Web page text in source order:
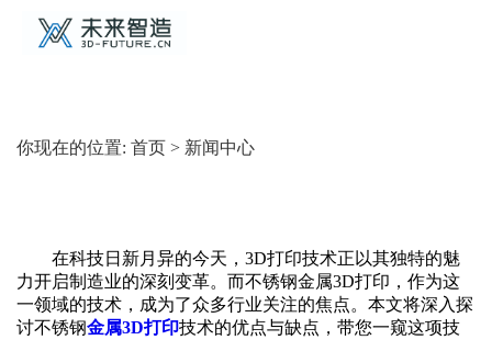
你现在的位置: 首页 > 新闻中心
在科技日新月异的今天，3D打印技术正以其独特的魅
力开启制造业的深刻变革。而不锈钢金属3D打印，作为这
一领域的技术，成为了众多行业关注的焦点。本文将深入探
讨不锈钢金属3D打印技术的优点与缺点，带您一窥这项技